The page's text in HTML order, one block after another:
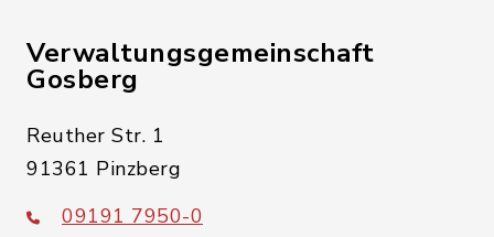
Verwaltungsgemeinschaft
Gosberg
Reuther Str. 1
91361 Pinzberg
09191 7950-0